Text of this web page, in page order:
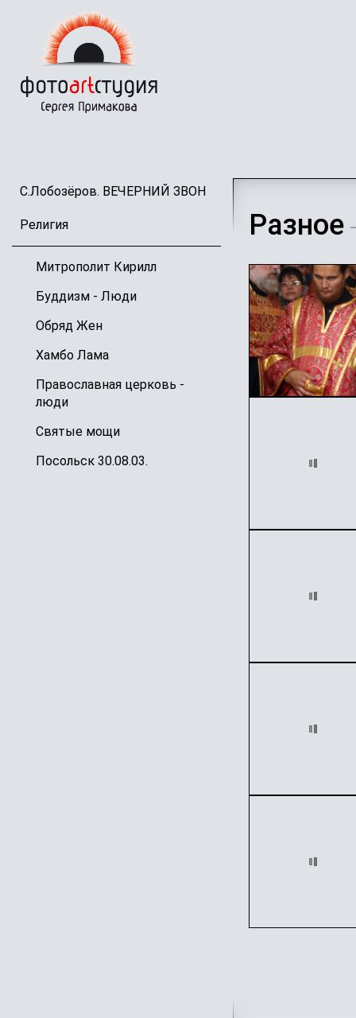
основному
содержанию
С.Лобозёров. ВЕЧЕРНИЙ ЗВОН
Религия
Митрополит Кирилл
Буддизм - Люди
Обряд Жен
Хамбо Лама
Православная церковь -
люди
Святые мощи
Посольск 30.08.03.
Разное